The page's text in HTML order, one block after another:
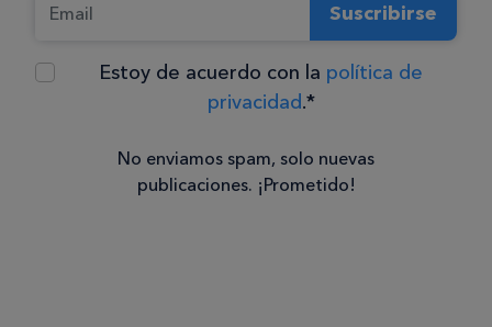
Suscribirse
Estoy de acuerdo con la política de
privacidad.*
Consentimiento
No enviamos spam, solo nuevas
publicaciones. ¡Prometido!